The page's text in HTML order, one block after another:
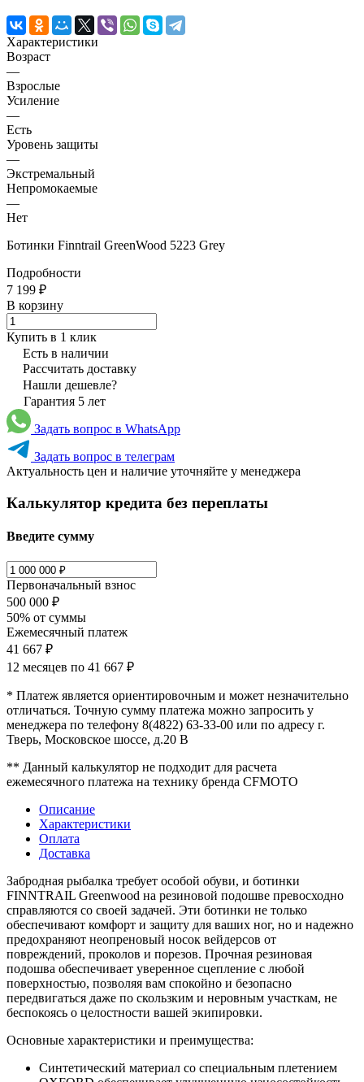
Характеристики
Возраст
—
Взрослые
Усиление
—
Есть
Уровень защиты
—
Экстремальный
Непромокаемые
—
Нет
Ботинки Finntrail GreenWood 5223 Grey
Подробности
7 199 ₽
В корзину
Купить в 1 клик
Есть в наличии
Рассчитать доставку
Нашли дешевле?
Гарантия 5 лет
Задать вопрос в WhatsApp
Задать вопрос в телеграм
Актуальность цен и наличие уточняйте у менеджера
Калькулятор кредита без переплаты
Введите сумму
Первоначальный взнос
500 000 ₽
50% от суммы
Ежемесячный платеж
41 667 ₽
12 месяцев по 41 667 ₽
* Платеж является ориентировочным и может незначительно
отличаться. Точную сумму платежа можно запросить у
менеджера по телефону 8(4822) 63-33-00 или по адресу г.
Тверь, Московское шоссе, д.20 В
** Данный калькулятор не подходит для расчета
ежемесячного платежа на технику бренда CFMOTO
Описание
Характеристики
Оплата
Доставка
Забродная рыбалка требует особой обуви, и ботинки
FINNTRAIL Greenwood на резиновой подошве превосходно
справляются со своей задачей. Эти ботинки не только
обеспечивают комфорт и защиту для ваших ног, но и надежно
предохраняют неопреновый носок вейдерсов от
повреждений, проколов и порезов. Прочная резиновая
подошва обеспечивает уверенное сцепление с любой
поверхностью, позволяя вам спокойно и безопасно
передвигаться даже по скользким и неровным участкам, не
беспокоясь о целостности вашей экипировки.
Основные характеристики и преимущества:
Cинтетический материал со специальным плетением